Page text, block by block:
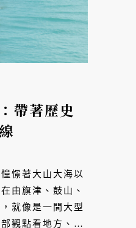
帶著歷史
憬著大山大海以
由旗津、鼓山、
就像是一間大型
觀點看地方、走